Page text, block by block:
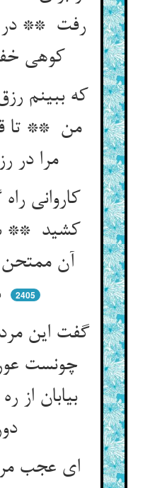
رفت ** در
که ببینم
من ** تا
مرا در رزق ظن
کاروانی
کشید **
آن ممتحن
دید
2405
گفت این
چونست
بیابان از
دور
ای عجب